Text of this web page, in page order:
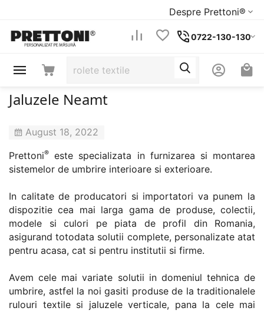
Despre Prettoni®
0722-130-130
Jaluzele Neamt
August 18, 2022
Prettoni® este specializata in furnizarea si montarea
sistemelor de umbrire interioare si exterioare.
In calitate de producatori si importatori va punem la
dispozitie cea mai larga gama de produse, colectii,
modele si culori pe piata de profil din Romania,
asigurand totodata solutii complete, personalizate atat
pentru acasa, cat si pentru institutii si firme.
Avem cele mai variate solutii in domeniul tehnica de
umbrire, astfel la noi gasiti produse de la traditionalele
rulouri textile si jaluzele verticale, pana la cele mai